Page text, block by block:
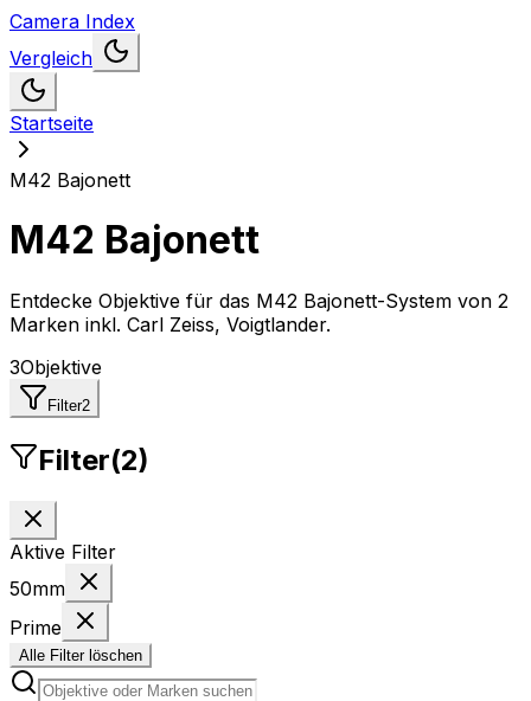
Camera Index
Vergleich
Startseite
M42 Bajonett
M42 Bajonett
Entdecke Objektive für das M42 Bajonett-System von 2
Marken inkl. Carl Zeiss, Voigtlander.
3Objektive
Filter2
Filter(2)
Aktive Filter
50mm
Prime
Alle Filter löschen